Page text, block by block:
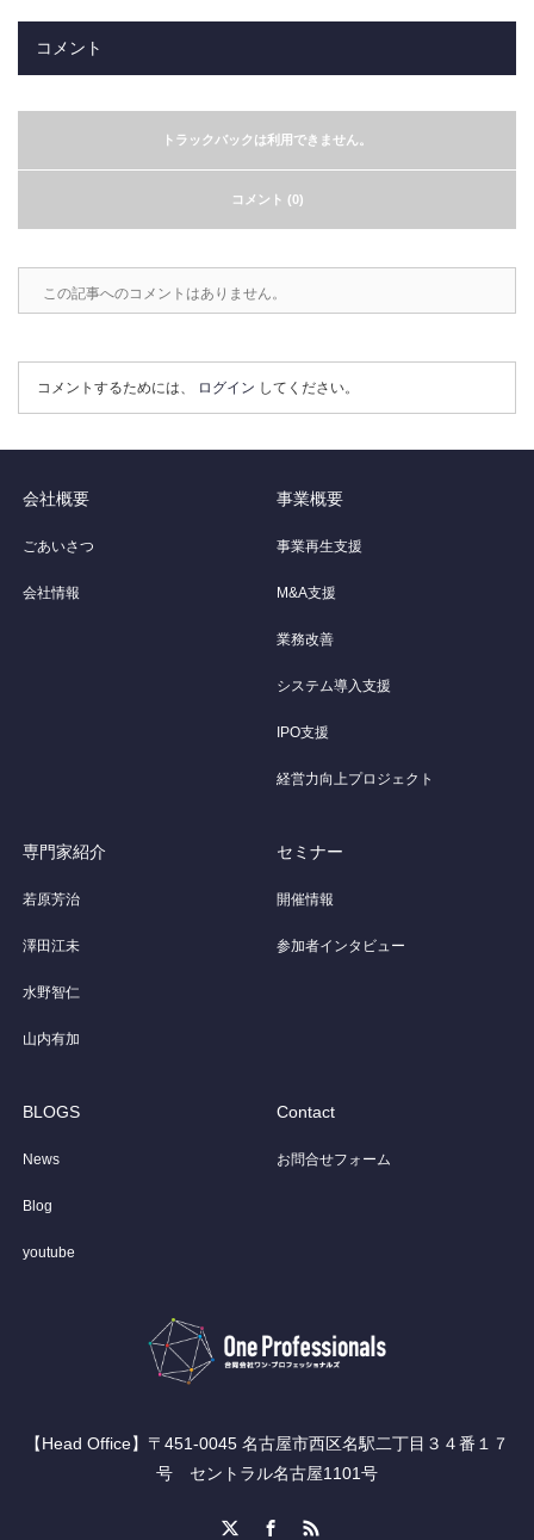
コメント
トラックバックは利用できません。
コメント (0)
この記事へのコメントはありません。
コメントするためには、 ログイン してください。
会社概要
ごあいさつ
会社情報
事業概要
事業再生支援
M&A支援
業務改善
システム導入支援
IPO支援
経営力向上プロジェクト
専門家紹介
若原芳治
澤田江未
水野智仁
山内有加
セミナー
開催情報
参加者インタビュー
BLOGS
News
Blog
youtube
Contact
お問合せフォーム
【Head Office】〒451-0045 名古屋市西区名駅二丁目３４番１７
号 セントラル名古屋1101号